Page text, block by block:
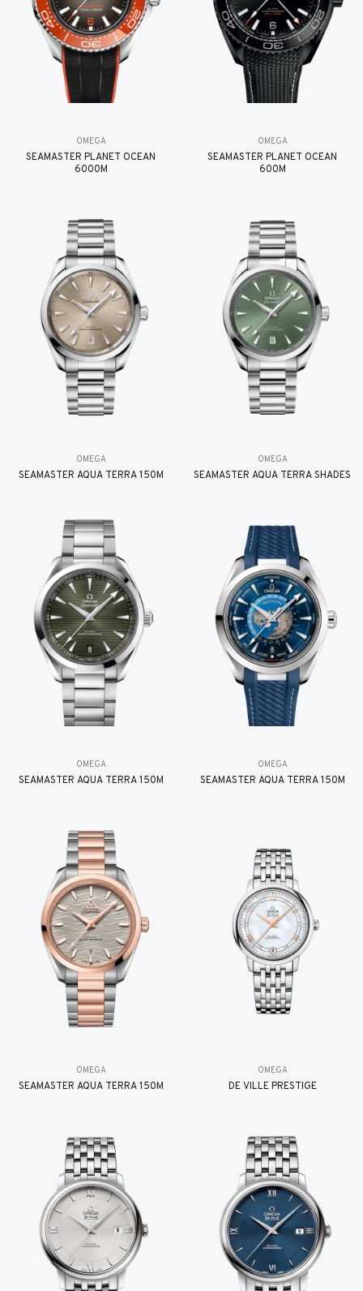
OMEGA
SEAMASTER PLANET OCEAN
6000M
OMEGA
SEAMASTER PLANET OCEAN
600M
OMEGA
SEAMASTER AQUA TERRA 150M
OMEGA
SEAMASTER AQUA TERRA SHADES
OMEGA
SEAMASTER AQUA TERRA 150M
OMEGA
SEAMASTER AQUA TERRA 150M
OMEGA
SEAMASTER AQUA TERRA 150M
OMEGA
DE VILLE PRESTIGE